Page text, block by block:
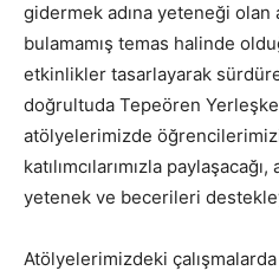
gidermek adına yeteneği olan
bulamamış temas halinde
etkinlikler tasarlayarak
doğrultuda Tepeören
atölyelerimizde
katılımcılarımızla
yetenek ve becerileri
Atölyelerimizdeki çalışmalarda